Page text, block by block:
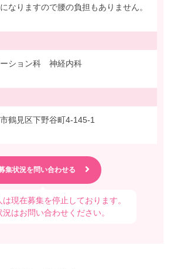
なりますので腰の負担もありません。
ション科 神経内科
鶴見区下野谷町4-145-1
現在募集を停止しております。
はお問い合わせください。